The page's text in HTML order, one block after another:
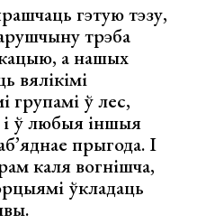
гэтую тэзу,
трэба
а нашых
вялікімі
групамі ў лес,
ў любыя іншыя
прыгода. І
каля вогнішча,
ўкладаць